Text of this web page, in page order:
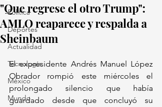
Política
Deportes
Actualidad
Tecnología
México
Mundo
"Que regrese el otro Trump":
AMLO reaparece y respalda a
Sheinbaum
El expresidente Andrés Manuel López
Obrador rompió este miércoles el
prolongado silencio que había
guardado desde que concluyó su